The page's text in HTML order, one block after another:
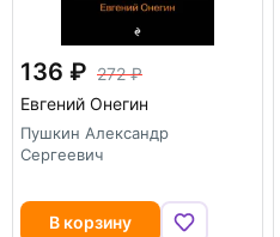
136
272
Евгений Онегин
Пушкин Александр
Сергеевич
В корзину